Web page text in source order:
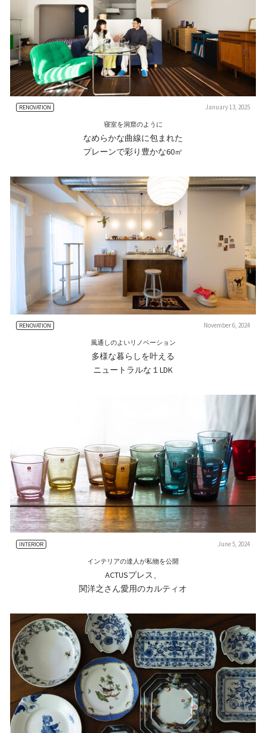
RENOVATION January 13, 2025
寝室を洞窟のように
なめらかな曲線に包まれた
プレーンで彩り豊かな60㎡
RENOVATION November 6, 2024
風通しのよいリノベーション
多様な暮らしを叶える
ニュートラルな１LDK
INTERIOR June 5, 2024
インテリアの達人が私物を公開
ACTUSプレス、
関洋之さん愛用のカルティオ